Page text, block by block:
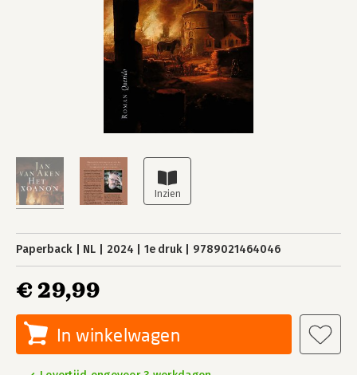
Paperback NL 2024 1e druk 9789021464046
€ 29,99
In winkelwagen